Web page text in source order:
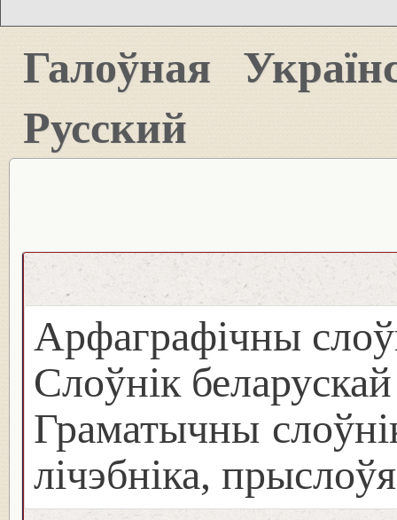
Галоўная
Русский
Арфаграфічны
Слоўнік
Граматычны
лічэбніка, прыслоўя